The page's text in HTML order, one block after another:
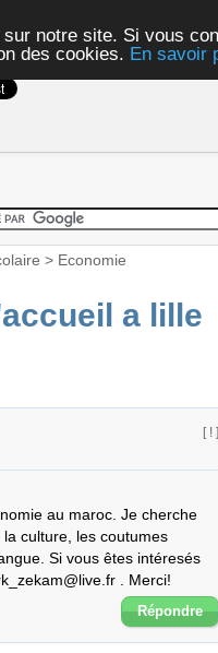
notre site. Si vous
des cookies. En savoir
> Economie
a lille
[ ! ]
culture, les coutumes
Si vous êtes intéresés
. Merci!
Répondre